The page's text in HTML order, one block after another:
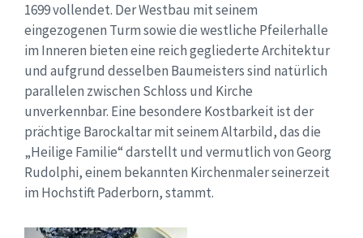
1699 vollendet. Der Westbau mit seinem
eingezogenen Turm sowie die westliche Pfeilerhalle
im Inneren bieten eine reich gegliederte Architektur
und aufgrund desselben Baumeisters sind natürlich
parallelen zwischen Schloss und Kirche
unverkennbar. Eine besondere Kostbarkeit ist der
prächtige Barockaltar mit seinem Altarbild, das die
„Heilige Familie“ darstellt und vermutlich von Georg
Rudolphi, einem bekannten Kirchenmaler seinerzeit
im Hochstift Paderborn, stammt.